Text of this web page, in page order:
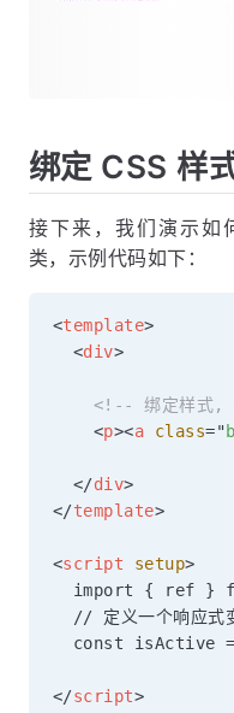
绑定 CSS 样
接下来，我们演示如
类，示例代码如下：
<template>
<div>
<!-- 绑定样式,
<p><a class="
</div>
</template>
<script setup>
import { ref }
// 定义一个响应式
const isActive
</script>